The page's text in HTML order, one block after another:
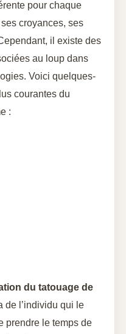
pour chaque
croyances, ses
il existe des
au loup dans
Voici quelques-
courantes du
:
du tatouage de
de l’individu qui le
prendre le temps de